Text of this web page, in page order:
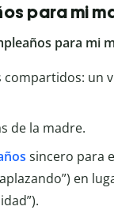
para mi
para mi
un
de la madre.
sincero para
en